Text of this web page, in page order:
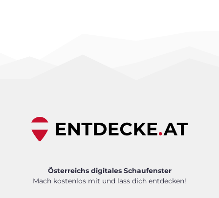
Österreichs digitales Schaufenster
Mach kostenlos mit und lass dich entdecken!